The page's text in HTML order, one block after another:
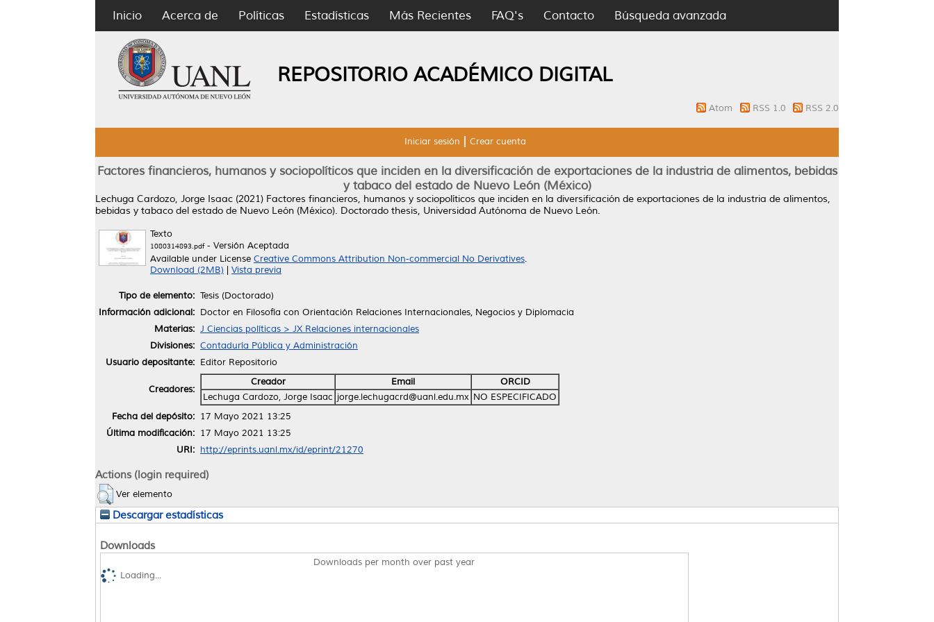
Inicio Acerca de Políticas Estadísticas Más Recientes FAQ's Contacto Búsqueda avanzada
REPOSITORIO ACADÉMICO DIGITAL
Atom RSS 1.0 RSS 2.0
Iniciar sesión Crear cuenta
Factores financieros, humanos y sociopolíticos que inciden en la diversificación de exportaciones de la industria de alimentos, bebidas
y tabaco del estado de Nuevo León (México)
Lechuga Cardozo, Jorge Isaac (2021) Factores financieros, humanos y sociopolíticos que inciden en la diversificación de exportaciones de la industria de alimentos,
bebidas y tabaco del estado de Nuevo León (México). Doctorado thesis, Universidad Autónoma de Nuevo León.
Texto
1080314893.pdf- Versión Aceptada
Available under License Creative Commons Attribution Non-commercial No Derivatives.
Download (2MB)
Vista previa
Tipo de elemento: Tesis (Doctorado)
Información adicional: Doctor en Filosofía con Orientación Relaciones Internacionales, Negocios y Diplomacia
Materias: J Ciencias políticas > JX Relaciones internacionales
Divisiones: Contaduría Pública y Administración
Usuario depositante: Editor Repositorio
Creadores:
Creador Email
ORCID
Lechuga Cardozo, Jorge Isaac jorge.lechugacrd@uanl.edu.mx NO ESPECIFICADO
Fecha del depósito: 17 Mayo 2021 13:25
Última modificación: 17 Mayo 2021 13:25
URI: http://eprints.uanl.mx/id/eprint/21270
Actions (login required)
Ver elemento
Descargar estadísticas
Downloads
Downloads per month over past year
Loading...